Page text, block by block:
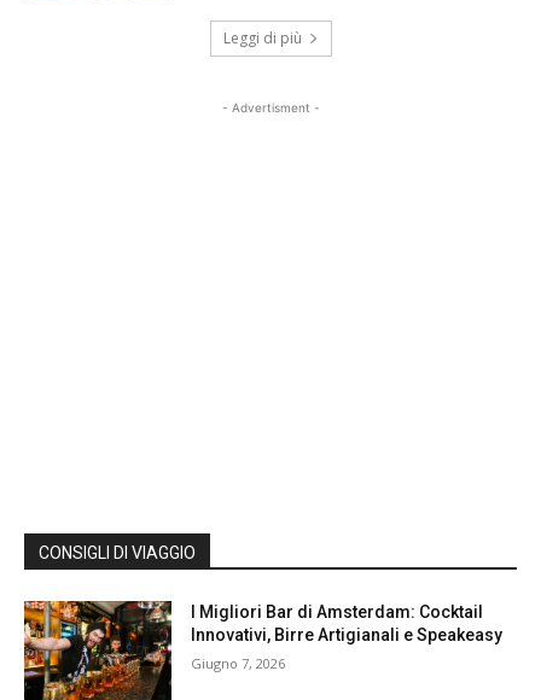
Leggi di più
- Advertisment -
CONSIGLI DI VIAGGIO
I Migliori Bar di Amsterdam: Cocktail
Innovativi, Birre Artigianali e Speakeasy
Giugno 7, 2026